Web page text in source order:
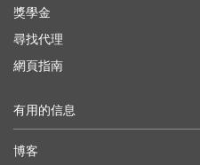
獎學金
尋找代理
網頁指南
有用的信息
博客